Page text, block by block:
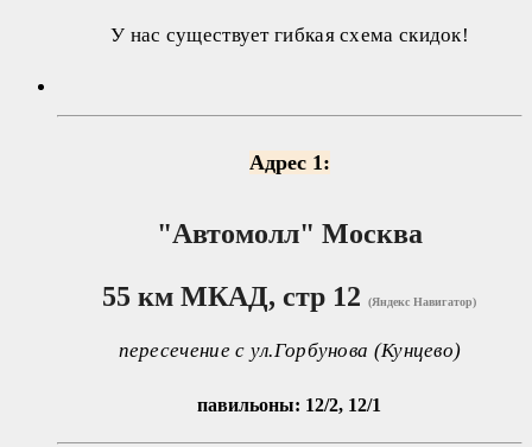
У нас существует гибкая схема скидок!
Адрес 1:
"Автомолл" Москва
55 км МКАД, стр 12 (Яндекс Навигатор)
пересечение с ул.Горбунова (Кунцево)
павильоны: 12/2, 12/1